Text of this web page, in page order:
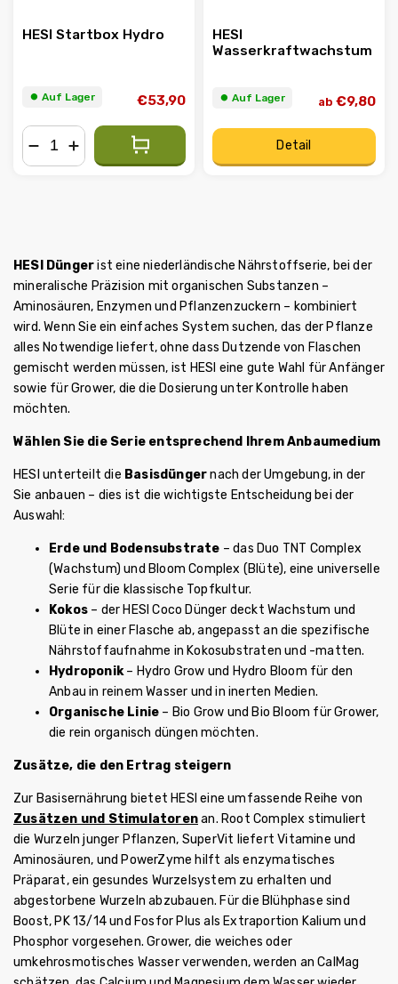
HESI Startbox Hydro
⏺︎ Auf Lager €53,90
HESI
Wasserkraftwachstum
⏺︎ Auf Lager ab €9,80
Detail
HESI Düngerist eine niederländische Nährstoffserie, bei der
mineralische Präzision mit organischen Substanzen –
Aminosäuren, Enzymen und Pflanzenzuckern – kombiniert
wird. Wenn Sie ein einfaches System suchen, das der Pflanze
alles Notwendige liefert, ohne dass Dutzende von Flaschen
gemischt werden müssen, ist HESI eine gute Wahl für Anfänger
sowie für Grower, die die Dosierung unter Kontrolle haben
möchten.
Wählen Sie die Serie entsprechend Ihrem Anbaumedium
HESI unterteilt die Basisdüngernach der Umgebung, in der
Sie anbauen – dies ist die wichtigste Entscheidung bei der
Auswahl:
Erde und Bodensubstrate – das Duo TNT Complex
(Wachstum) und Bloom Complex (Blüte), eine universelle
Serie für die klassische Topfkultur.
Kokos – der HESI Coco Dünger deckt Wachstum und
Blüte in einer Flasche ab, angepasst an die spezifische
Nährstoffaufnahme in Kokosubstraten und -matten.
Hydroponik– Hydro Grow und Hydro Bloom für den
Anbau in reinem Wasser und in inerten Medien.
Organische Linie – Bio Grow und Bio Bloom für Grower,
die rein organisch düngen möchten.
Zusätze, die den Ertrag steigern
Zur Basisernährung bietet HESI eine umfassende Reihe von
Zusätzen und Stimulatorenan. Root Complex stimuliert
die Wurzeln junger Pflanzen, SuperVit liefert Vitamine und
Aminosäuren, und PowerZyme hilft als enzymatisches
Präparat, ein gesundes Wurzelsystem zu erhalten und
abgestorbene Wurzeln abzubauen. Für die Blühphase sind
Boost, PK 13/14 und Fosfor Plus als Extraportion Kalium und
Phosphor vorgesehen. Grower, die weiches oder
umkehrosmotisches Wasser verwenden, werden an CalMag